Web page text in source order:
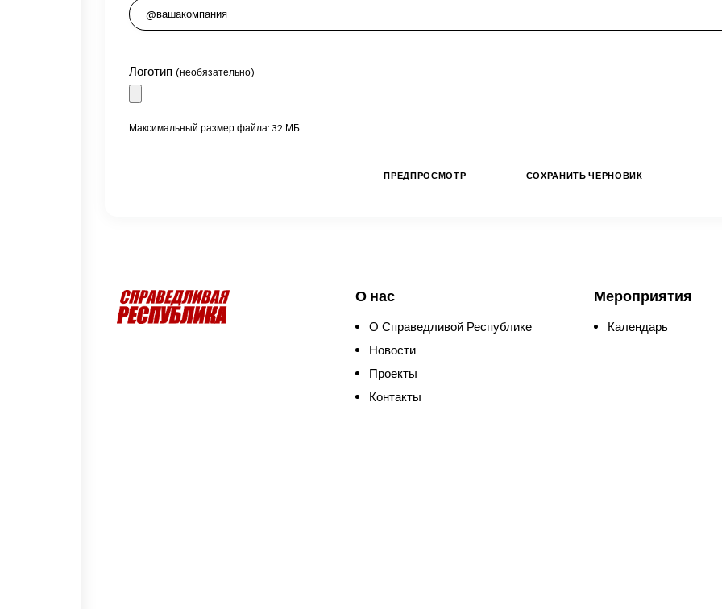
Логотип (необязательно)
Максимальный размер файла: 32 МБ.
О нас
О Справедливой Республике
Новости
Проекты
Контакты
Мероприятия
Календарь